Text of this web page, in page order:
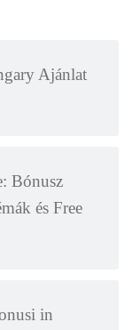
Ajánlat
Bónusz
és Free
in